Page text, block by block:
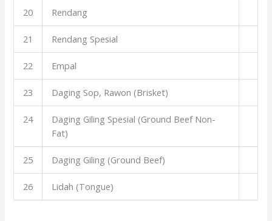
20 Rendang
21 Rendang Spesial
22 Empal
23 Daging Sop, Rawon (Brisket)
24
Daging Giling Spesial (Ground Beef Non-
Fat)
25 Daging Giling (Ground Beef)
26 Lidah (Tongue)